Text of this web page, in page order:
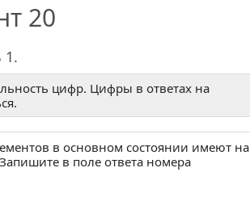
20
1.
цифр. Цифры в ответах на
в основном состоянии имеют на
в поле ответа номера